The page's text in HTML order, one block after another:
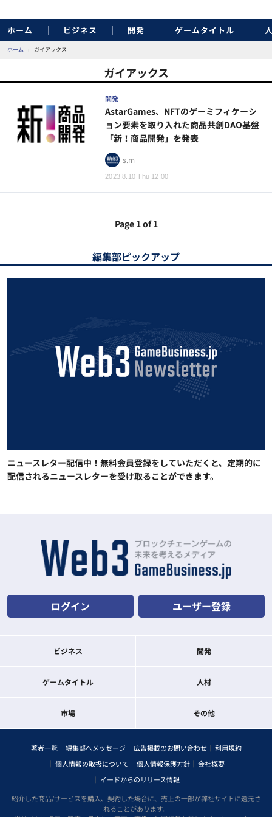
ホーム ビジネス 開発 ゲームタイトル
ホーム › ガイアックス
ガイアックス
開発
2023.8.10 Thu 12:00
AstarGames、NFTのゲーミフィケーシ
ョン要素を取り入れた商品共創DAO基盤
「新！商品開発」を発表
s.m
Page 1 of 1
編集部ピックアップ
ニュースレター配信中！無料会員登録をしていただくと、定期的に
配信されるニュースレターを受け取ることができます。
ログイン ユーザー登録
ビジネス 開発
ゲームタイトル 人材
市場 その他
著者一覧 編集部へメッセージ 広告掲載のお問い合わせ
利用規約
個人情報の取扱について
個人情報保護方針
会社概要
イードからのリリース情報
紹介した商品/サービスを購入、契約した場合に、売上の一部が弊社サイトに還元さ
れることがあります。